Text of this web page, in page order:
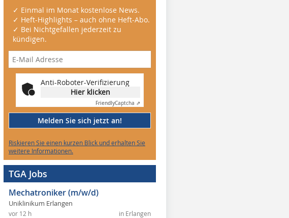
✓ Einmal im Monat kostenlose News.
✓ Heft-Highlights – auch ohne Heft-Abo.
✓ Bei Nichtgefallen jederzeit zu
kündigen.
Anti-Roboter-Verifizierung
Hier klicken
FriendlyCaptcha ⇗
Melden Sie sich jetzt an!
Riskieren Sie einen kurzen Blick und erhalten Sie
weitere Informationen.
TGA Jobs
Mechatroniker (m/w/d)
Uniklinikum Erlangen
in Erlangen
vor 12 h